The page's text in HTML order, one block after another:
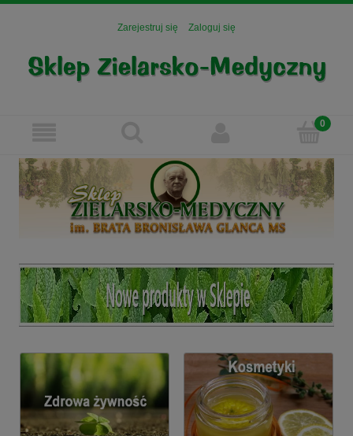
Zarejestruj się Zaloguj się